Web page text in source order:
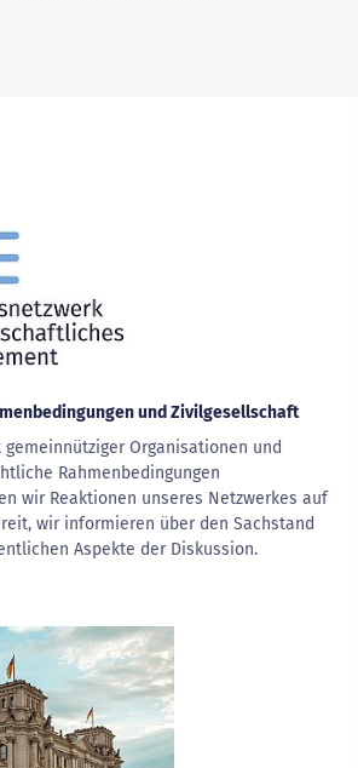
und Zivilgesellschaft
Organisationen und
Rahmenbedingungen
wir Reaktionen unseres Netzwerkes auf
wir informieren über den Sachstand
Aspekte der Diskussion.